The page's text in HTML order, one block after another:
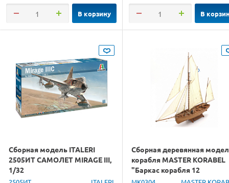
В корзину В
Сборная модель ITALERI
2505ИТ САМОЛЕТ MIRAGE III,
1/32
Сборная деревянная
корабля MASTER KORABEL
"Баркас корабля 12
Апостолов", 1/48